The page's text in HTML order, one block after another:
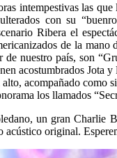
intempestivas las
con su
Ribera el
de la mano
de nuestro país, son
acostumbrados Jota
alto, acompañado como
los llamados
un gran
original.